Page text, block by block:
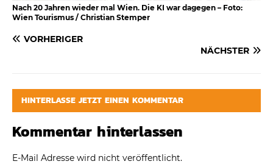
Nach 20 Jahren wieder mal Wien. Die KI war dagegen – Foto:
Wien Tourismus / Christian Stemper
VORHERIGER
NÄCHSTER
HINTERLASSE JETZT EINEN KOMMENTAR
Kommentar hinterlassen
E-Mail Adresse wird nicht veröffentlicht.